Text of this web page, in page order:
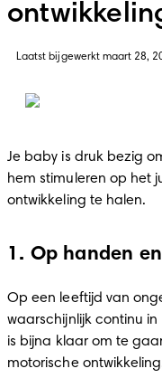
Laatst bijgewerkt maart 28,
Je baby is druk bezig
hem stimuleren op het
ontwikkeling te halen.
1. Op handen
Op een leeftijd van
waarschijnlijk continu
is bijna klaar om te
motorische